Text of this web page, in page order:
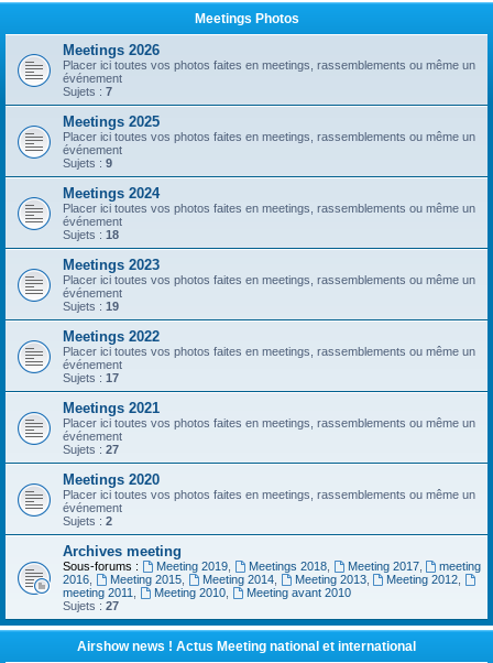
Meetings Photos
Meetings 2026
Placer ici toutes vos photos faites en meetings, rassemblements ou même un
événement
Sujets : 7
Meetings 2025
Placer ici toutes vos photos faites en meetings, rassemblements ou même un
événement
Sujets : 9
Meetings 2024
Placer ici toutes vos photos faites en meetings, rassemblements ou même un
événement
Sujets : 18
Meetings 2023
Placer ici toutes vos photos faites en meetings, rassemblements ou même un
événement
Sujets : 19
Meetings 2022
Placer ici toutes vos photos faites en meetings, rassemblements ou même un
événement
Sujets : 17
Meetings 2021
Placer ici toutes vos photos faites en meetings, rassemblements ou même un
événement
Sujets : 27
Meetings 2020
Placer ici toutes vos photos faites en meetings, rassemblements ou même un
événement
Sujets : 2
Archives meeting
Sous-forums : Meeting 2019, Meetings 2018, Meeting 2017,
meeting
2016
Meeting 2015, Meeting 2014, Meeting 2013, Meeting 2012
meeting 2011
Meeting 2010,
Meeting avant 2010
Sujets : 27
Airshow news ! Actus Meeting national et international